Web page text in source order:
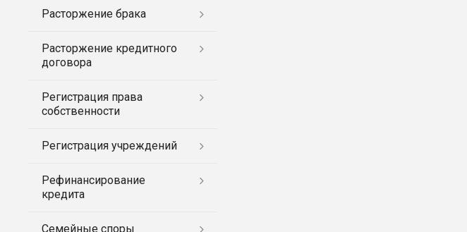
Расторжение брака
Расторжение кредитного
договора
Регистрация права
собственности
Регистрация учреждений
Рефинансирование
кредита
Семейные споры